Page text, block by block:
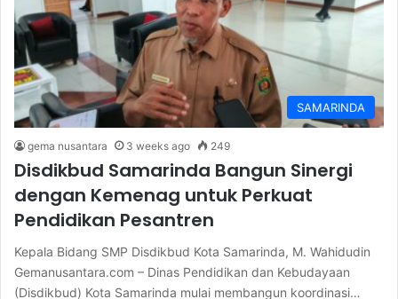
SAMARINDA
gema nusantara 3 weeks ago 249
Disdikbud Samarinda Bangun Sinergi
dengan Kemenag untuk Perkuat
Pendidikan Pesantren
Kepala Bidang SMP Disdikbud Kota Samarinda, M. Wahidudin
Gemanusantara.com – Dinas Pendidikan dan Kebudayaan
(Disdikbud) Kota Samarinda mulai membangun koordinasi…